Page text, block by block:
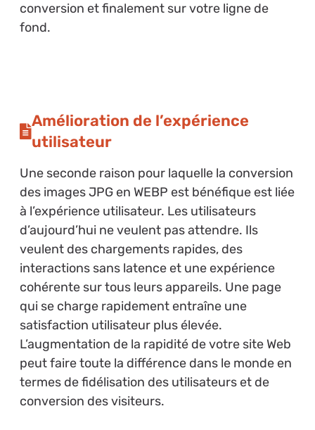
conversion et finalement sur votre ligne de
fond.
Amélioration de l’expérience
utilisateur
Une seconde raison pour laquelle la conversion
des images JPG en WEBP est bénéfique est liée
à l’expérience utilisateur. Les utilisateurs
d’aujourd’hui ne veulent pas attendre. Ils
veulent des chargements rapides, des
interactions sans latence et une expérience
cohérente sur tous leurs appareils. Une page
qui se charge rapidement entraîne une
satisfaction utilisateur plus élevée.
L’augmentation de la rapidité de votre site Web
peut faire toute la différence dans le monde en
termes de fidélisation des utilisateurs et de
conversion des visiteurs.